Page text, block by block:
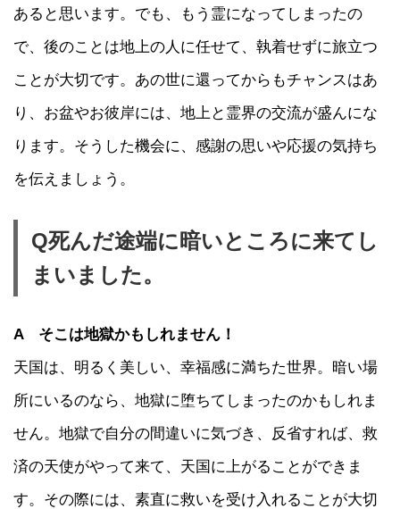
あると思います。でも、もう霊になってしまったの
で、後のことは地上の人に任せて、執着せずに旅立つ
ことが大切です。あの世に還ってからもチャンスはあ
り、お盆やお彼岸には、地上と霊界の交流が盛んにな
ります。そうした機会に、感謝の思いや応援の気持ち
を伝えましょう。
Q死んだ途端に暗いところに来てし
まいました。
A そこは地獄かもしれません！
天国は、明るく美しい、幸福感に満ちた世界。暗い場
所にいるのなら、地獄に堕ちてしまったのかもしれま
せん。地獄で自分の間違いに気づき、反省すれば、救
済の天使がやって来て、天国に上がることができま
す。その際には、素直に救いを受け入れることが大切